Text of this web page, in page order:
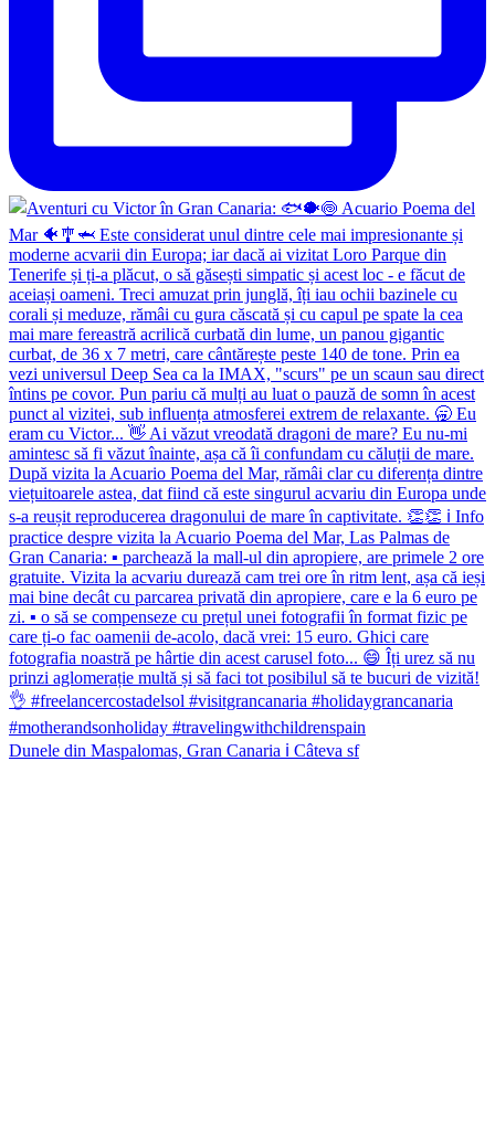
Dunele din Maspalomas, Gran Canaria ℹ️ Câteva sf